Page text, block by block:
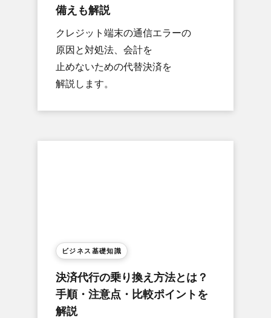
備えも​解説
クレジット端末の​通信エラーの​
原因と​対処法、​会計を​
止めないための​代替決済を​
解説します。
ビジネス基礎知識
決済代行の​乗り換え方​法とは？​
手順・​注意点・比較ポイントを​
解説